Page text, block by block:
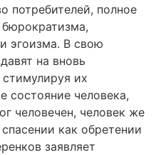
потребителей, полное
бюрократизма,
эгоизма. В свою
на вновь
их
состояние человека,
человечен, человек же
как обретении
заявляет